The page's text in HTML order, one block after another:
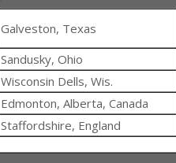
Galveston, Texas
Sandusky, Ohio
Wisconsin Dells, Wis.
Edmonton, Alberta, Canada
Staffordshire, England